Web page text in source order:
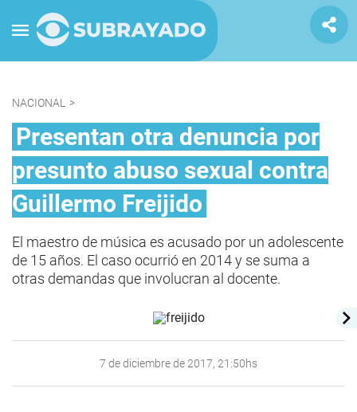
NACIONAL >
Presentan otra denuncia por
presunto abuso sexual contra
Guillermo Freijido
El maestro de música es acusado por un adolescente
de 15 años. El caso ocurrió en 2014 y se suma a
otras demandas que involucran al docente.
7 de diciembre de 2017, 21:50hs